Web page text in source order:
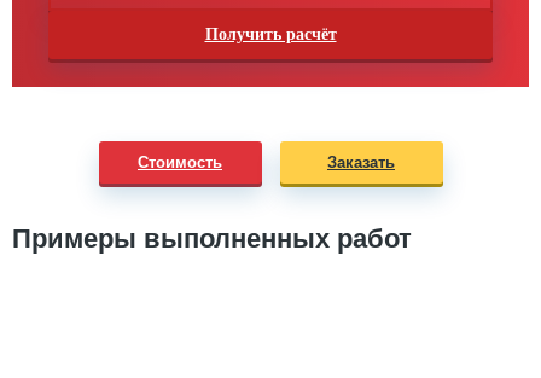
Получить расчёт
Стоимость Заказать
Примеры выполненных работ